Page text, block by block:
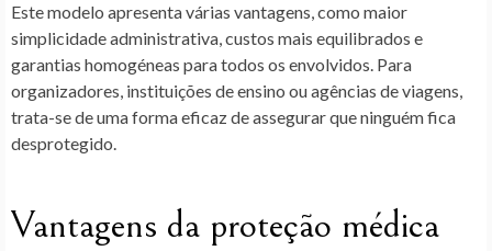
Este modelo apresenta várias vantagens, como maior
simplicidade administrativa, custos mais equilibrados e
garantias homogéneas para todos os envolvidos. Para
organizadores, instituições de ensino ou agências de viagens,
trata-se de uma forma eficaz de assegurar que ninguém fica
desprotegido.
Vantagens da proteção médica